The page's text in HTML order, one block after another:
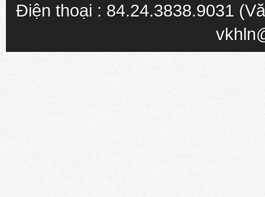
Điện thoại : 84.24.3838.9031